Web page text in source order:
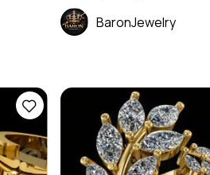
BaronJewelry